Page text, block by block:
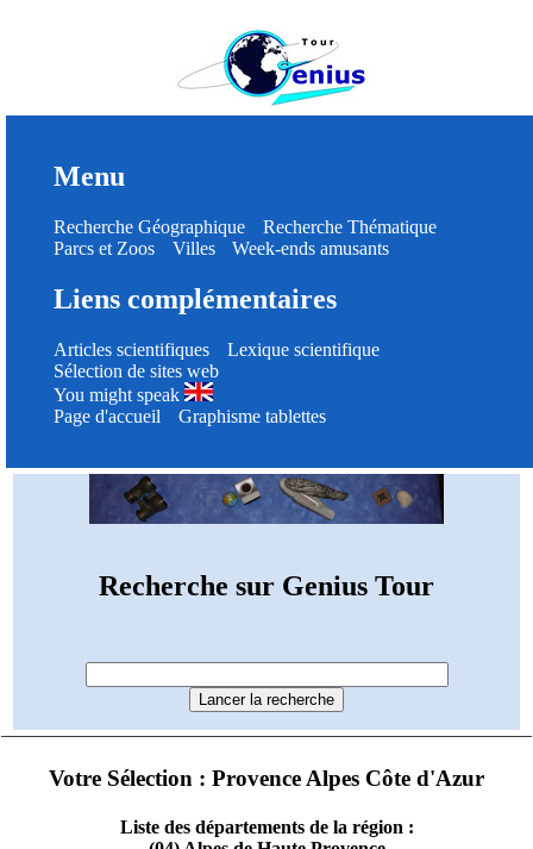
Menu
Recherche Géographique
Recherche Thématique
Parcs et Zoos
Villes Week-ends amusants
Liens complémentaires
Articles scientifiques
Lexique scientifique
Sélection de sites web
You might speak
Page d'accueil
Graphisme tablettes
Recherche sur Genius Tour
Votre Sélection : Provence Alpes Côte d'Azur
Liste des départements de la région :